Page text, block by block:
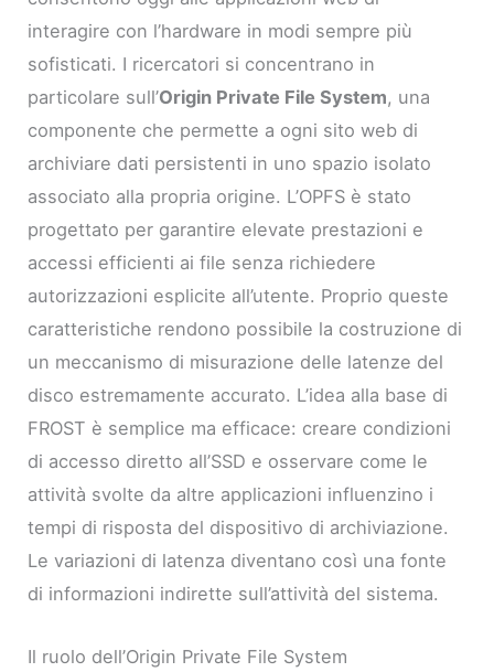
interagire con l’hardware in modi sempre più
sofisticati. I ricercatori si concentrano in
particolare sull’Origin Private File System, una
componente che permette a ogni sito web di
archiviare dati persistenti in uno spazio isolato
associato alla propria origine. L’OPFS è stato
progettato per garantire elevate prestazioni e
accessi efficienti ai file senza richiedere
autorizzazioni esplicite all’utente. Proprio queste
caratteristiche rendono possibile la costruzione di
un meccanismo di misurazione delle latenze del
disco estremamente accurato. L’idea alla base di
FROST è semplice ma efficace: creare condizioni
di accesso diretto all’SSD e osservare come le
attività svolte da altre applicazioni influenzino i
tempi di risposta del dispositivo di archiviazione.
Le variazioni di latenza diventano così una fonte
di informazioni indirette sull’attività del sistema.
Il ruolo dell’Origin Private File System